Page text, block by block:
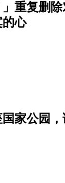
」重复删
心
家公园